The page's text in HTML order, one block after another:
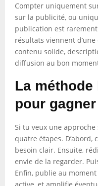
Compter uniquement
sur la publicité, ou
publication est
résultats viennent
contenu solide,
diffusion au bon
La
pour
Si tu veux une
quatre étapes.
besoin clair. Ensuite,
envie de la regarder.
Enfin, publie au